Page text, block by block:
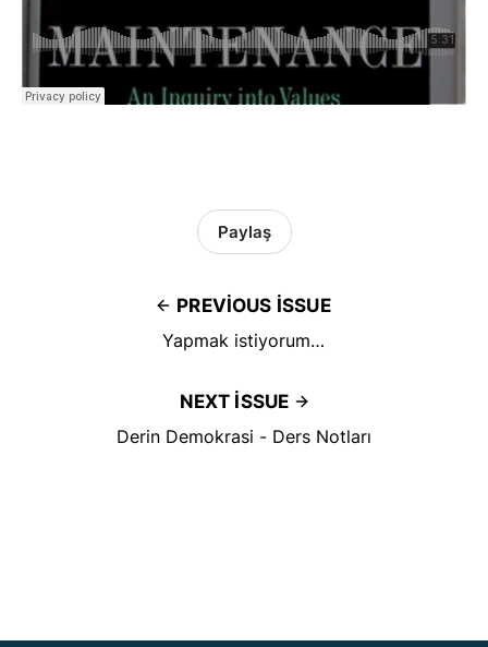
PREVIOUS ISSUE
Yapmak istiyorum…
Paylaş
NEXT ISSUE
Derin Demokrasi - Ders Notları